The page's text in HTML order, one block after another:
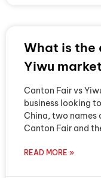
What is the
Yiwu
Canton Fair vs
business looking
China, two names
Canton Fair and
READ MORE »